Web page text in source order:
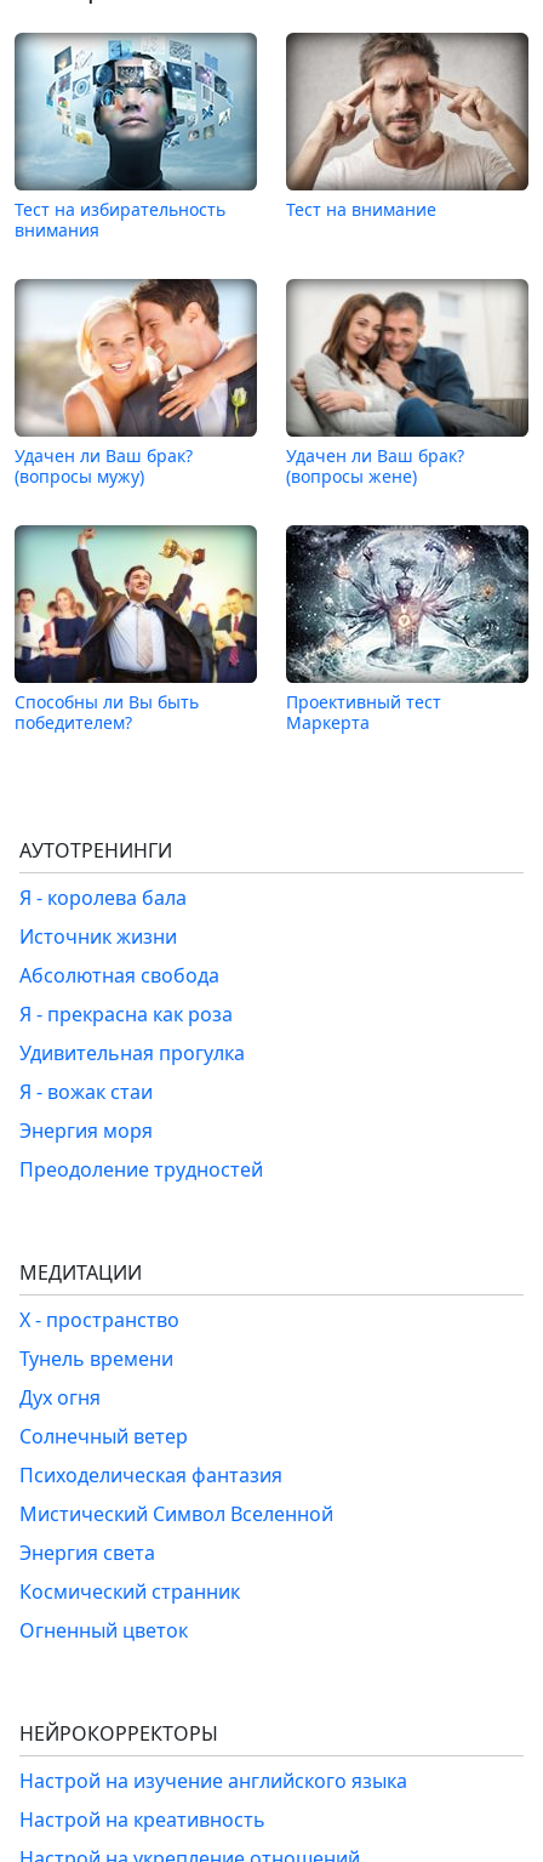
Тест на избирательность
внимания
Тест на внимание
Удачен ли Ваш брак?
(вопросы мужу)
Удачен ли Ваш брак?
(вопросы жене)
Способны ли Вы быть
победителем?
Проективный тест
Маркерта
АУТОТРЕНИНГИ
Я - королева бала
Источник жизни
Абсолютная свобода
Я - прекрасна как роза
Удивительная прогулка
Я - вожак стаи
Энергия моря
Преодоление трудностей
МЕДИТАЦИИ
Х - пространство
Тунель времени
Дух огня
Солнечный ветер
Психоделическая фантазия
Мистический Символ Вселенной
Энергия света
Космический странник
Огненный цветок
НЕЙРОКОРРЕКТОРЫ
Настрой на изучение английского языка
Настрой на креативность